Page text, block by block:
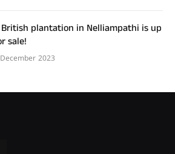
plantation in Nelliampathi is up
sale!
2023